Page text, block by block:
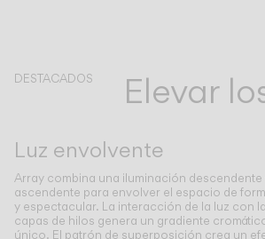
DESTACADOS Elevar
Luz envolvente
Array combina una iluminación descendente
ascendente para envolver el espacio de
y espectacular. La interacción de la luz con
capas de hilos genera un gradiente
único. El patrón de superposición crea un